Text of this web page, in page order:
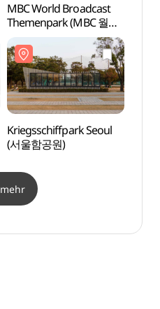
MBC World Broadcast
Themenpark (MBC 월드
방송테마파크)
Kriegsschiffpark Seoul
(서울함공원)
mehr